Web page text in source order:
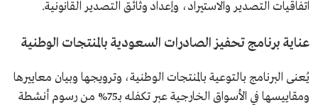
اتفاقيات التصدير والاستيراد، وإعداد وثائق التصدير القانونية.
عناية برنامج تحفيز الصادرات السعودية بالمنتجات الوطنية
يُعنى البرنامج بالتوعية بالمنتجات الوطنية، وترويجها وبيان معاييرها
ومقاييسها في الأسواق الخارجية عبر تكفله بـ75% من رسوم أنشطة